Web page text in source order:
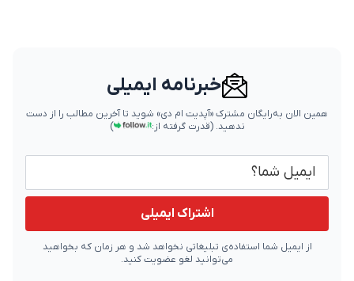
خبرنامه ایمیلی
همین الان به‌رایگان مشترک «آپدیت ام دی» شوید تا آخرین مطالب را از دست
ندهید.(قدرت گرفته از: )
ایمیل شما
اشتراک ایمیلی
از ایمیل شما استفاده‌ی تبلیغاتی نخواهد شد و هر زمان که بخواهید
می‌توانید لغو عضویت کنید.